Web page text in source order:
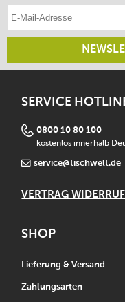
SERVICE
0800 10 80 100
kostenlos innerhalb
service@tischwelt.de
VERTRAG
SHOP
Lieferung & Versand
Zahlungsarten